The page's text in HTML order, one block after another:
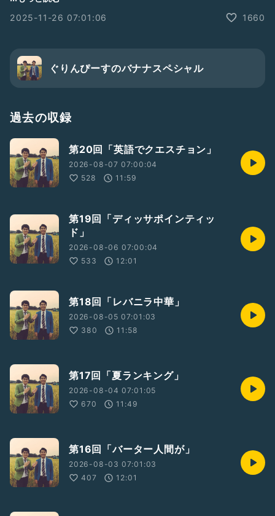
2025-11-26 07:01:06
1660
ぐりんぴーすのバナナスペシャル
過去の収録
第20回「英語でクエスチョン」
2026-08-07 07:00:04
528
11:59
第19回「ディッサポインティッ
ド」
2026-08-06 07:00:04
533
12:01
第18回「レバニラ中華」
2026-08-05 07:01:03
380
11:58
第17回「夏ランキング」
2026-08-04 07:01:05
670
11:49
第16回「バーター人間が」
2026-08-03 07:01:03
407
12:01